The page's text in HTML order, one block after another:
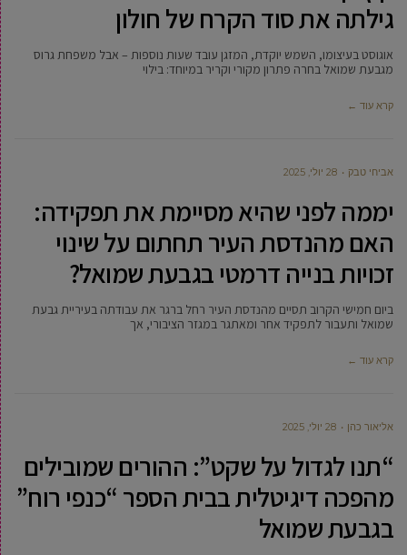
גילתה את סוד הקרח של חולון
אוגוסט בעיצומו, השמש יוקדת, המזגן עובד שעות נוספות – אבל משפחת גרוס
מגבעת שמואל בחרה פתרון מקורי וקריר במיוחד: בילוי
קרא עוד ←
אביחי טבק 28 יולי, 2025
יממה לפני שהיא מסיימת את תפקידה:
האם מהנדסת העיר תחתום על שינוי
זכויות בנייה דרמטי בגבעת שמואל?
ביום חמישי הקרוב תסיים מהנדסת העיר רחל ברגר את עבודתה בעיריית גבעת
שמואל ותעבור לתפקיד אחר ומאתגר במגזר הציבורי, אך
קרא עוד ←
‫אליאור כהן 28 יולי, 2025
“תנו לגדול על שקט”: ההורים שמובילים
מהפכה דיגיטלית בבית הספר “כנפי רוח”
בגבעת שמואל